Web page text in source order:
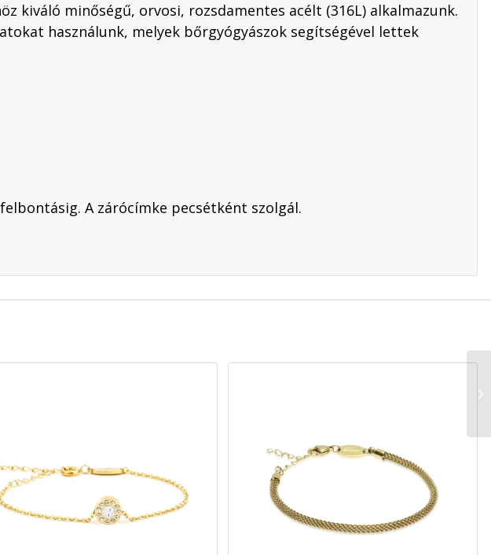
kiváló minőségű, orvosi, rozsdamentes acélt (316L) alkalmazunk.
használunk, melyek bőrgyógyászok segítségével lettek
A zárócímke pecsétként szolgál.